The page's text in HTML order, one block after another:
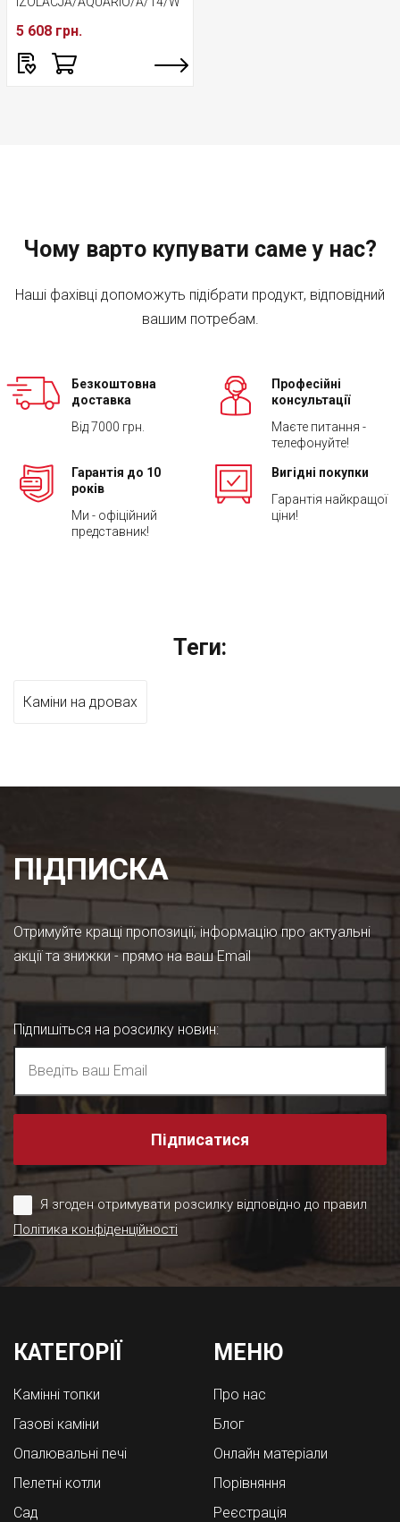
5 608 грн.
Чому варто купувати саме у нас?
Наші фахівці допоможуть підібрати продукт, відповідний
вашим потребам.
Безкоштовна
доставка
Від 7000 грн.
Професійні
консультації
Маєте питання -
телефонуйте!
Гарантія до 10
років
Ми - офіційний
представник!
Вигідні покупки
Гарантія найкращої
ціни!
Теги:
Каміни на дровах
ПІДПИСКА
Отримуйте кращі пропозиції, інформацію про актуальні
акції та знижки - прямо на ваш Email
Підпишіться на розсилку новин:
Підписатися
Я згоден отримувати розсилку відповідно до правил
Політика конфіденційності
КАТЕГОРІЇ
Камінні топки
Газові каміни
Опалювальні печі
Пелетні котли
Cад
МЕНЮ
Про нас
Блог
Онлайн матеріали
Порівняння
Реєстрація